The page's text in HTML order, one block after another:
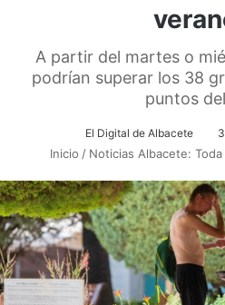
A partir del martes o
podrían superar los 38
puntos
El Digital de Albacete
Inicio / Noticias Albacete: